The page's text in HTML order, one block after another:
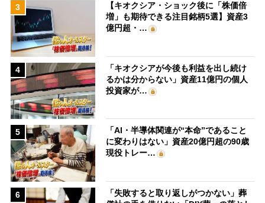
3
【キオクシア・ショック後に「株価倍
増」も期待できる注目銘柄5選】資産3
億円超・…
4
「キオクシアが今後も利益を出し続け
るかは分からない」資産11億円の個人
投資家が…
5
「AI・半導体関連が“本命”であること
に変わりはない」資産20億円超の90歳
現役トレー…
6
「失敗すると取り返しがつかない」葬